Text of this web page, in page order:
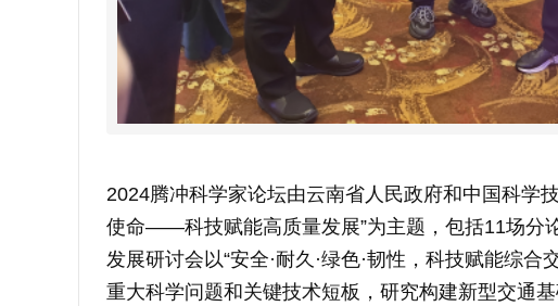
2024腾冲科学家论坛由云南省人民政府和中国科学
使命——科技赋能高质量发展”为主题，包括11场分
发展研讨会以“安全·耐久·绿色·韧性，科技赋能综
重大科学问题和关键技术短板，研究构建新型交通